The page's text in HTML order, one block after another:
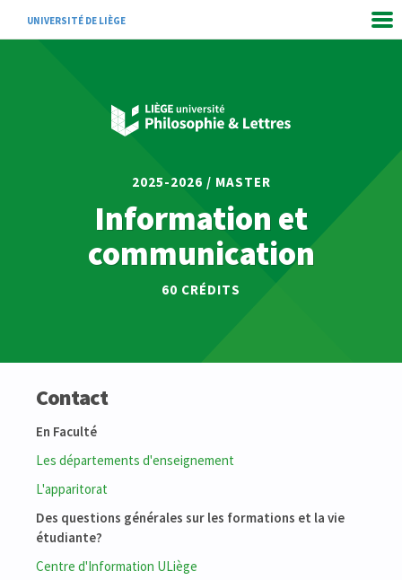
UNIVERSITÉ DE LIÈGE
2025-2026 / MASTER
Information et
communication
60 CRÉDITS
Contact
En Faculté
Les départements d'enseignement
L'apparitorat
Des questions générales sur les formations et la vie
étudiante?
Centre d'Information ULiège